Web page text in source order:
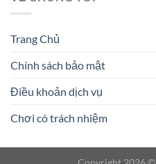
Trang Chủ
Chính sách bảo mật
Điều khoản dịch vụ
Chơi có trách nhiệm